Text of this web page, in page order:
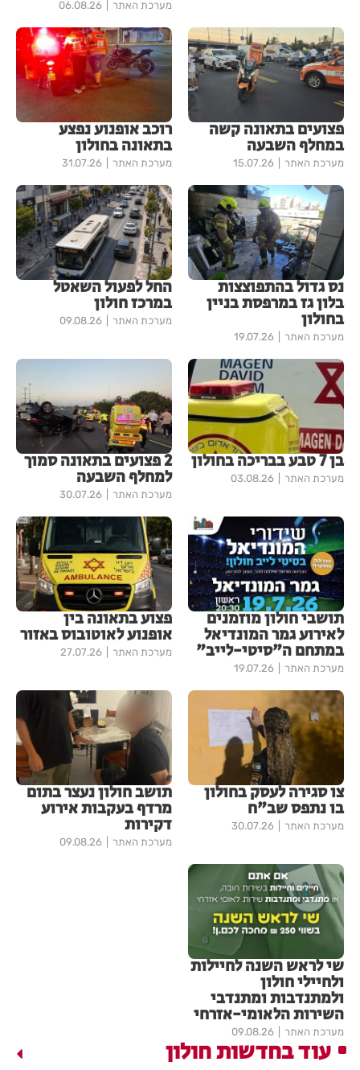
מערכת האתר 06.08.26
פצועים בתאונה קשה
במחלף השבעה
מערכת האתר 15.07.26
רוכב אופנוע נפצע
בתאונה בחולון
מערכת האתר 31.07.26
נס גדול בהתפוצצות
בלון גז במרפסת בניין
בחולון
מערכת האתר 19.07.26
החל לפעול השאטל
במרכז חולון
מערכת האתר 09.08.26
בן 7 טבע בבריכה בחולון
מערכת האתר 03.08.26
2 פצועים בתאונה סמוך
למחלף השבעה
מערכת האתר 30.07.26
תושבי חולון מוזמנים
לאירוע גמר המונדיאל
במתחם ה"סיטי-לייב"
מערכת האתר 19.07.26
פצוע בתאונה בין
אופנוע לאוטובוס באזור
מערכת האתר 27.07.26
צו סגירה לעסק בחולון
בו נתפס שב"ח
מערכת האתר 30.07.26
תושב חולון נעצר בתום
מרדף בעקבות אירוע
דקירות
מערכת האתר 09.08.26
שי לראש השנה לחיילות
ולחיילי חולון
ולמתנדבות ומתנדבי
השירות הלאומי-אזרחי
מערכת האתר 09.08.26
עוד בחדשות חולון